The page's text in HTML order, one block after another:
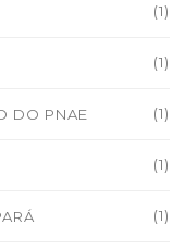
(1)
(1)
DO PNAE (1)
(1)
(1)